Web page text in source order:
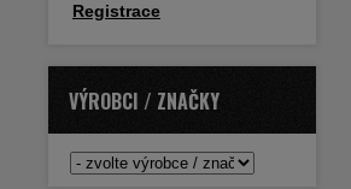
Registrace
VÝROBCI / ZNAČKY